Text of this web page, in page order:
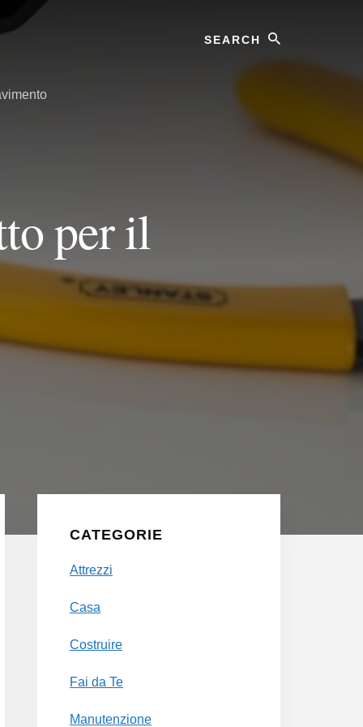
per il
Sidebar
CATEGORIE
Attrezzi
Casa
Costruire
Fai da Te
Manutenzione